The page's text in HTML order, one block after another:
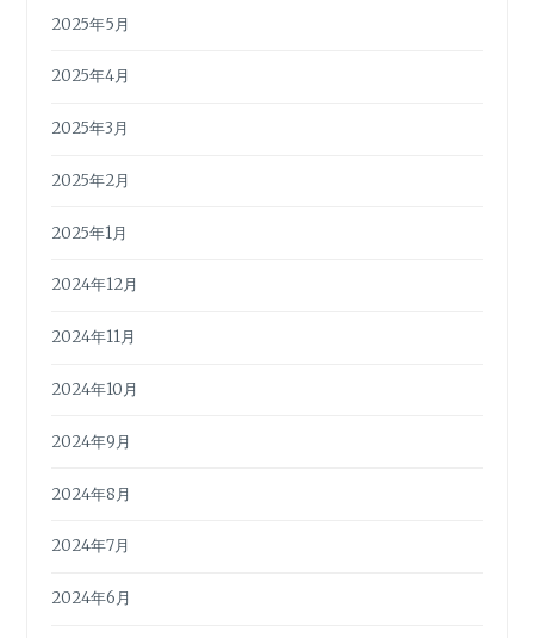
2025年5月
2025年4月
2025年3月
2025年2月
2025年1月
2024年12月
2024年11月
2024年10月
2024年9月
2024年8月
2024年7月
2024年6月